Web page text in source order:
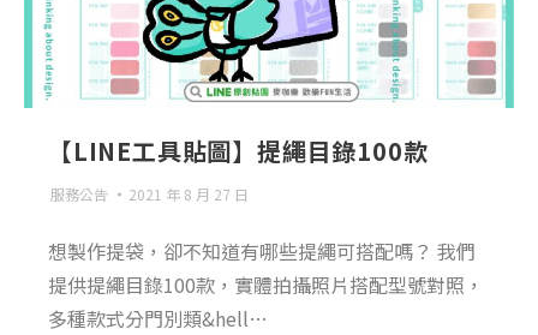
【LINE工具貼圖】提繩目錄100款
服務公告 2021 年 8 月 27 日
想製作提袋，卻不知道有哪些提繩可搭配嗎？ 我們
提供提繩目錄100款，實體拍攝照片搭配型號對照，
多種款式分門別類&hell…